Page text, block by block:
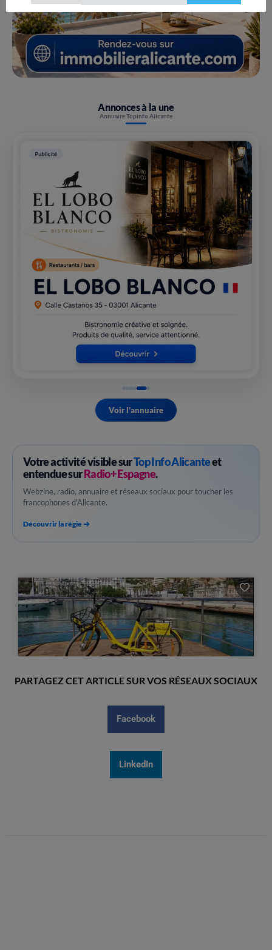
Annonces à la une
Annuaire Topinfo Alicante
Voir l'annuaire
Votre activité visible surTop Info Alicanteet
entendue surRadio+ Espagne.
Webzine, radio, annuaire et réseaux sociaux pour toucher les
francophones d'Alicante.
Découvrir la régie
PARTAGEZ CET ARTICLE SUR VOS RÉSEAUX SOCIAUX
Facebook
LinkedIn